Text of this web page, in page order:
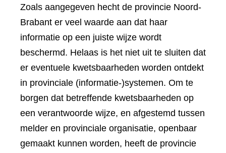
Zoals aangegeven hecht de provincie Noord-
Brabant er veel waarde aan dat haar
informatie op een juiste wijze wordt
beschermd. Helaas is het niet uit te sluiten dat
er eventuele kwetsbaarheden worden ontdekt
in provinciale (informatie-)systemen. Om te
borgen dat betreffende kwetsbaarheden op
een verantwoorde wijze, en afgestemd tussen
melder en provinciale organisatie, openbaar
gemaakt kunnen worden, heeft de provincie